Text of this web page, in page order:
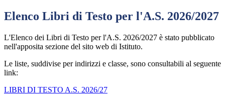
Elenco Libri di Testo per l'A.S. 2026/2027
L'Elenco dei Libri di Testo per l'A.S. 2026/2027 è stato pubblicato
nell'apposita sezione del sito web di Istituto.
Le liste, suddivise per indirizzi e classe, sono consultabili al seguente
link:
LIBRI DI TESTO A.S. 2026/27